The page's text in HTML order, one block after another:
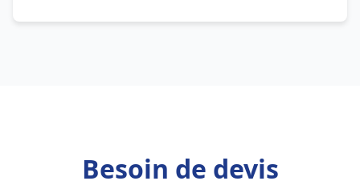
Besoin de devis